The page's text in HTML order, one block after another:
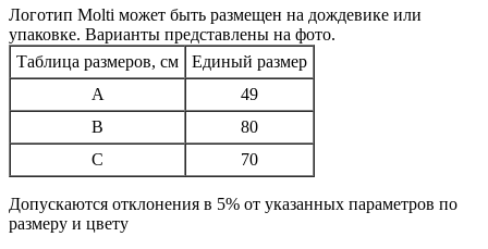
Логотип Molti может быть размещен на дождевике или
упаковке. Варианты представлены на фото.
Таблица размеров, см
Единый размер
A
49
B
80
C
70
Допускаются отклонения в 5% от указанных параметров по
размеру и цвету